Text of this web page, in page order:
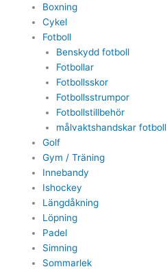
Boxning
Cykel
Fotboll
Benskydd fotboll
Fotbollar
Fotbollsskor
Fotbollsstrumpor
Fotbollstillbehör
målvaktshandskar fotboll
Golf
Gym / Träning
Innebandy
Ishockey
Längdåkning
Löpning
Padel
Simning
Sommarlek